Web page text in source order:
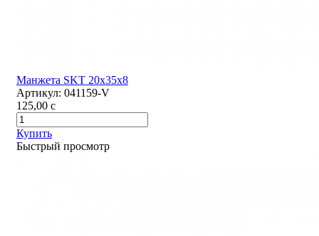
Манжета SKT 20х35х8
Артикул: 041159-V
125,00 c
Купить
Быстрый просмотр